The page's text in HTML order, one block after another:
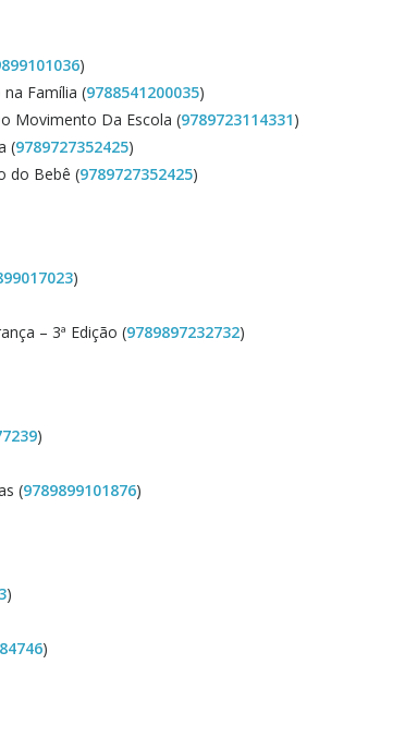
)
Família (9788541200035)
Movimento Da Escola (9789723114331)
(9789727352425)
do Bebê (9789727352425)
)
– 3ª Edição (9789897232732)
)
(9789899101876)
)
)